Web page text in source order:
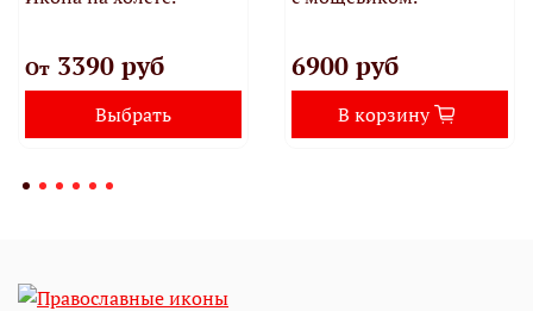
От3390 руб
Выбрать
6900 руб
В корзину